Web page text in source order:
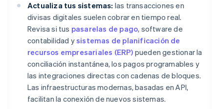
Actualiza tus sistemas: las transacciones en
divisas digitales suelen cobrar en tiempo real.
Revisa si tus pasarelas de pago, software de
contabilidad ysistemas de planificación de
recursos empresariales (ERP) pueden gestionar la
conciliación instantánea, los pagos programables y
las integraciones directas con cadenas de bloques.
Las infraestructuras modernas, basadas en API,
facilitan la conexión de nuevos sistemas.